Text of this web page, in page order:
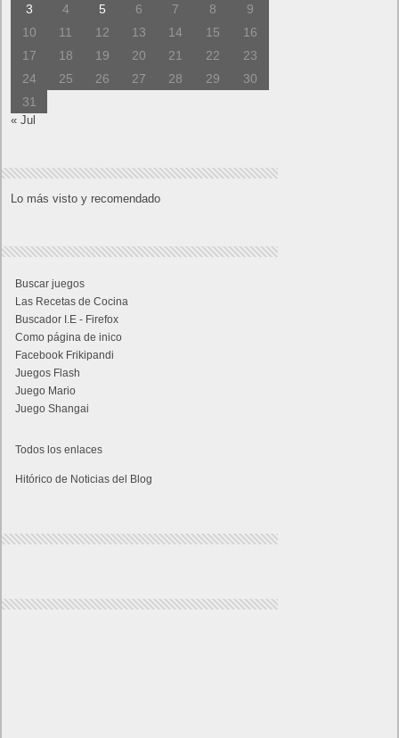
3
4 5 6 7 8
9
10
11 12 13 14 15
16
17
18 19 20 21 22
23
24
25 26 27 28 29
30
31
« Jul
Lo más visto y recomendado
Buscar juegos
Las Recetas de Cocina
Buscador I.E - Firefox
Como página de inico
Facebook Frikipandi
Juegos Flash
Juego Mario
Juego Shangai
Todos los enlaces
Hitórico de Noticias del Blog